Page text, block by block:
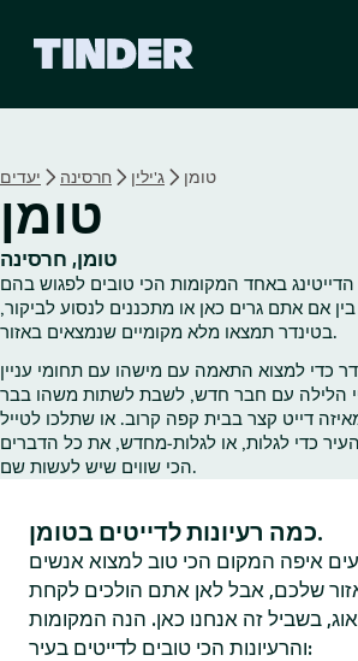
ת
י
נ
ד
יעדים חרסינה ג'ילין טומן
טומן
טומן, חרסינה
באחד המקומות הכי טובים לפגוש בהם
אם אתם גרים כאן או מתכננים לנסוע לביקור,
בטינדר תמצאו מלא מקומיים שנמצאים באזור.
כדי למצוא התאמה עם מישהו עם תחומי עניין
הלילה עם חבר חדש, לשבת לשתות משהו בבר
דייט קצר בבית קפה קרוב. או שתלכו לטייל
כדי לגלות, או לגלות‑מחדש, את כל הדברים
הכי שווים שיש לעשות שם.
כמה רעיונות לדייטים בטומן.
איפה המקום הכי טוב למצוא אנשים
שלכם, אבל לאן אתם הולכים לקחת
בשביל זה אנחנו כאן. הנה המקומות
והרעיונות הכי טובים לדייטים בעיר: